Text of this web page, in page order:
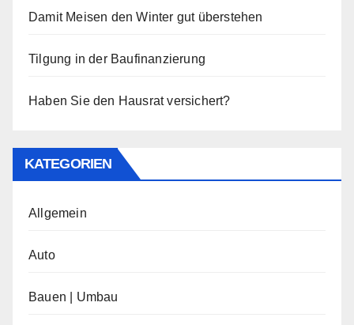
Damit Meisen den Winter gut überstehen
Tilgung in der Baufinanzierung
Haben Sie den Hausrat versichert?
KATEGORIEN
Allgemein
Auto
Bauen | Umbau